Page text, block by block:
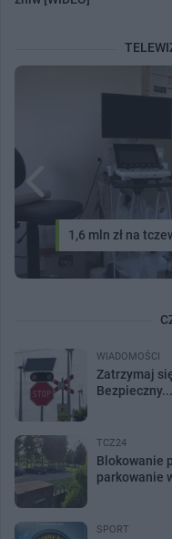
1,6 mln zł na
WIADOMOŚCI
Zatrzymaj
Bezpieczny...
TCZ24
Blokowanie
parkowanie
SPORT